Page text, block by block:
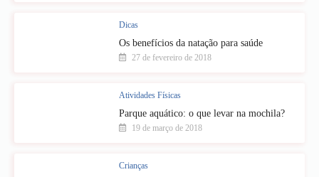
Dicas
Os benefícios da natação para saúde
27 de fevereiro de 2018
Atividades Físicas
Parque aquático: o que levar na mochila?
19 de março de 2018
Crianças